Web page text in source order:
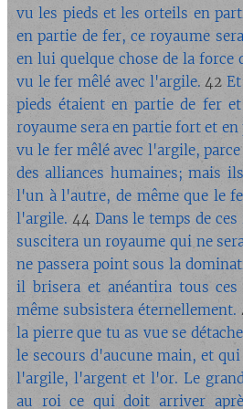
vu les pieds et les orteils en
en partie de fer, ce royaume
en lui quelque chose de la force
vu le fer mêlé avec l'argile.42
pieds étaient en partie de fer
royaume sera en partie fort et
vu le fer mêlé avec l'argile,
des alliances humaines; mais
l'un à l'autre, de même que le
l'argile. 44 Dans le temps de
suscitera un royaume qui ne
ne passera point sous la
il brisera et anéantira tous
même subsistera éternellement.
la pierre que tu as vue se
le secours d'aucune main, et
l'argile, l'argent et l'or. Le
au roi ce qui doit arriver